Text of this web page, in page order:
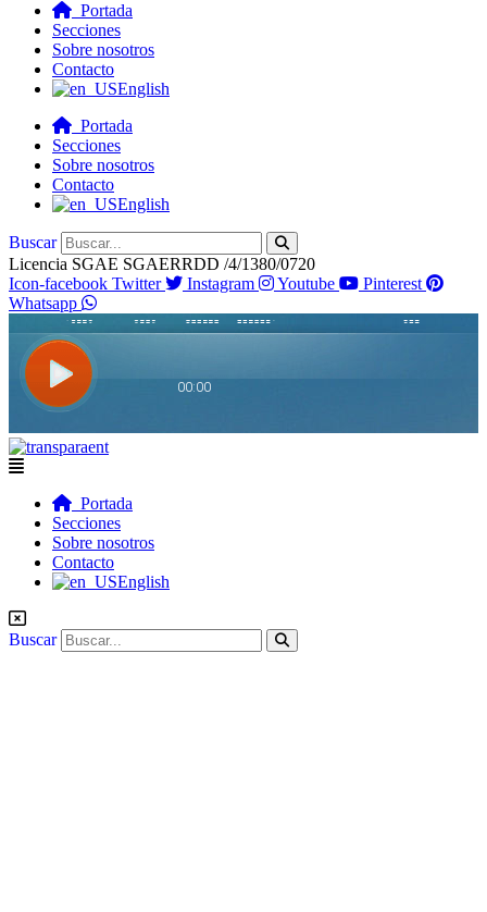
Portada
Secciones
Sobre nosotros
Contacto
English
Portada
Secciones
Sobre nosotros
Contacto
English
Buscar
Licencia SGAE SGAERRDD /4/1380/0720
Icon-facebook Twitter Instagram Youtube
Pinterest
Whatsapp
Flyout
Portada
Secciones
Sobre nosotros
Contacto
English
Buscar